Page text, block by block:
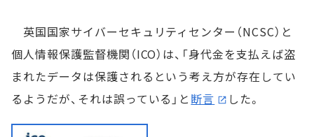
英国国家サイバーセキュリティセンター（NCSC）と
個人情報保護監督機関（ICO）は、「身代金を支払えば盗
まれたデータは保護されるという考え方が存在してい
るようだが、それは誤っている」と 断言 した。